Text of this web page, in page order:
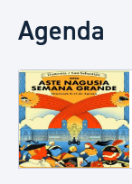
Agenda